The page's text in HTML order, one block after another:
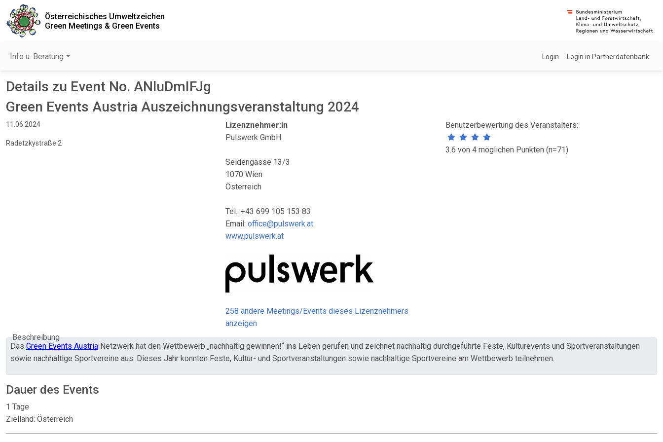
Österreichisches Umweltzeichen
Green Meetings & Green Events
Info u. Beratung Login Login in Partnerdatenbank
Details zu Event No. ANluDmIFJg
Green Events Austria Auszeichnungsveranstaltung 2024
11.06.2024
Radetzkystraße 2
Lizenznehmer:in
Pulswerk GmbH
Seidengasse 13/3
1070 Wien
Österreich
Tel.: +43 699 105 153 83
Email:office@pulswerk.at
www.pulswerk.at
258 andere Meetings/Events dieses Lizenznehmers
anzeigen
Benutzerbewertung des Veranstalters:
3.6 von 4 möglichen Punkten (n=71)
Beschreibung
Das Green Events Austria Netzwerk hat den Wettbewerb „nachhaltig gewinnen!“ ins Leben gerufen und zeichnet nachhaltig durchgeführte Feste, Kulturevents und Sportveranstaltungen
sowie nachhaltige Sportvereine aus. Dieses Jahr konnten Feste, Kultur- und Sportveranstaltungen sowie nachhaltige Sportvereine am Wettbewerb teilnehmen.
Dauer des Events
1 Tage
Zielland: Österreich